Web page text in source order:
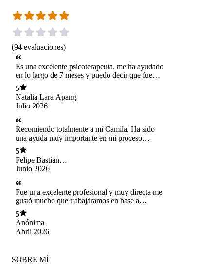
(94 evaluaciones)
Es una excelente psicoterapeuta, me ha ayudado
en lo largo de 7 meses y puedo decir que fue
una gran inversión en mi salud mental.
5
Natalia Lara Apang
Julio 2026
Recomiendo totalmente a mi Camila. Ha sido
una ayuda muy importante en mi proceso
personal, porque me ha acompañado a entender
mejor mi entorno, mis sentimientos y la forma
en que mis pensamientos se relacionan con lo
que siento. También me ha ayudado a mirar
situaciones que viví en mi niñez y comprender
cómo esas experiencias influyen en mi vida
actual, aprendiendo a vivir con ellas de una
manera más sana. Valoro mucho la confianza
que genera en cada sesión. Me hace sentir
escuchado, comprendido y con la libertad de
conversar de todo. Además, recuerda mi historia
entenderme mejor y sentirme más tranquilo
5
Felipe Bastián
Yutronic Rivera
Junio 2026
Fue una excelente profesional y muy directa me
gustó mucho que trabajáramos en base a
objetivos me ayudó demasiado
5
Anónima
Abril 2026
SOBRE MÍ